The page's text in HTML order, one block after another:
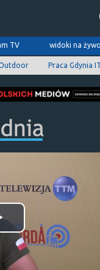
TV widoki na
Praca Gdynia
wideo